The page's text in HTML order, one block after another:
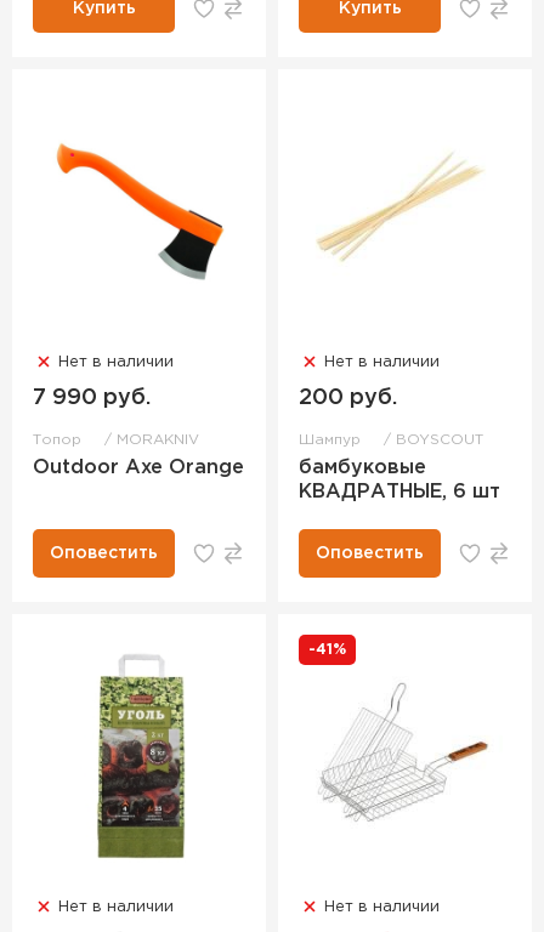
Купить Купить
Нет в наличии
7 990 руб.
Топор MORAKNIV
Outdoor Axe Orange
Оповестить
Нет в наличии
200 руб.
Шампур BOYSCOUT
бамбуковые
КВАДРАТНЫЕ, 6 шт
Оповестить
Нет в наличии
-41%
Нет в наличии